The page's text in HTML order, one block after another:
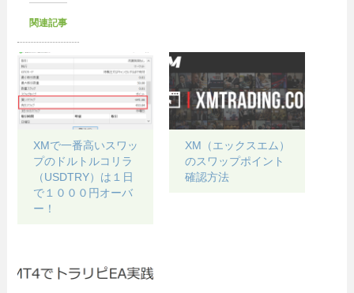
関連記事
XMで一番高いスワッ
プのドルトルコリラ
（USDTRY）は１日
で１０００円オーバ
ー！
XM（エックスエム）
のスワップポイント
確認方法